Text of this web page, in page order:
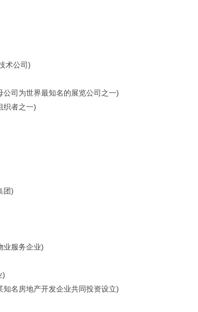
术公司)
公司为世界最知名的展览公司之一)
织者之一)
团)
业服务企业)
)
名房地产开发企业共同投资设立)